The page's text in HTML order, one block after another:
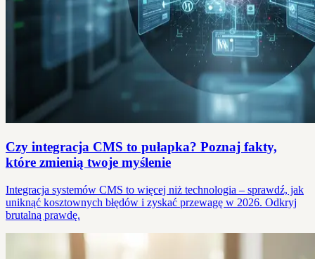
Czy integracja CMS to pułapka? Poznaj fakty,
które zmienią twoje myślenie
Integracja systemów CMS to więcej niż technologia – sprawdź, jak
uniknąć kosztownych błędów i zyskać przewagę w 2026. Odkryj
brutalną prawdę.